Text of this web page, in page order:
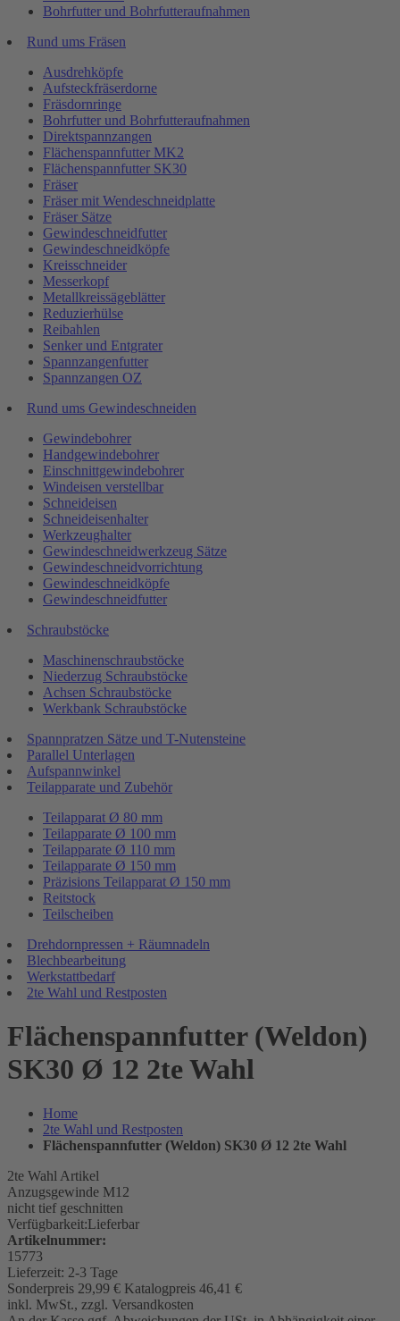
Bohrfutter und Bohrfutteraufnahmen
Rund ums Fräsen
Ausdrehköpfe
Aufsteckfräserdorne
Fräsdornringe
Bohrfutter und Bohrfutteraufnahmen
Direktspannzangen
Flächenspannfutter MK2
Flächenspannfutter SK30
Fräser
Fräser mit Wendeschneidplatte
Fräser Sätze
Gewindeschneidfutter
Gewindeschneidköpfe
Kreisschneider
Messerkopf
Metallkreissägeblätter
Reduzierhülse
Reibahlen
Senker und Entgrater
Spannzangenfutter
Spannzangen OZ
Rund ums Gewindeschneiden
Gewindebohrer
Handgewindebohrer
Einschnittgewindebohrer
Windeisen verstellbar
Schneideisen
Schneideisenhalter
Werkzeughalter
Gewindeschneidwerkzeug Sätze
Gewindeschneidvorrichtung
Gewindeschneidköpfe
Gewindeschneidfutter
Schraubstöcke
Maschinenschraubstöcke
Niederzug Schraubstöcke
Achsen Schraubstöcke
Werkbank Schraubstöcke
Spannpratzen Sätze und T-Nutensteine
Parallel Unterlagen
Aufspannwinkel
Teilapparate und Zubehör
Teilapparat Ø 80 mm
Teilapparate Ø 100 mm
Teilapparate Ø 110 mm
Teilapparate Ø 150 mm
Präzisions Teilapparat Ø 150 mm
Reitstock
Teilscheiben
Drehdornpressen + Räumnadeln
Blechbearbeitung
Werkstattbedarf
2te Wahl und Restposten
Flächenspannfutter (Weldon)
SK30 Ø 12 2te Wahl
Home
2te Wahl und Restposten
Flächenspannfutter (Weldon) SK30 Ø 12 2te Wahl
2te Wahl Artikel
Anzugsgewinde M12
nicht tief geschnitten
Verfügbarkeit:Lieferbar
Artikelnummer:
15773
Lieferzeit: 2-3 Tage
Sonderpreis 29,99 € Katalogpreis 46,41 €
inkl. MwSt., zzgl. Versandkosten